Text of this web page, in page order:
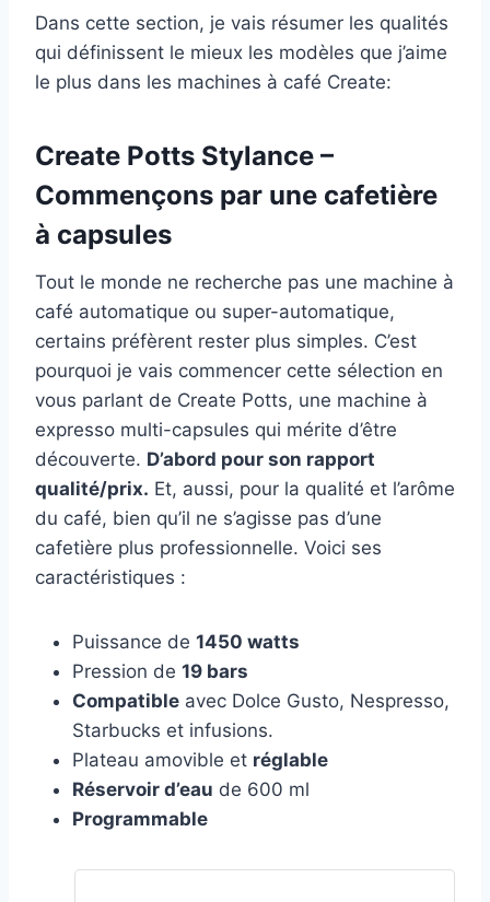
Dans cette section, je vais résumer les qualités
qui définissent le mieux les modèles que j’aime
le plus dans les machines à café Create:
Create Potts Stylance –
Commençons par une cafetière
à capsules
Tout le monde ne recherche pas une machine à
café automatique ou super-automatique,
certains préfèrent rester plus simples. C’est
pourquoi je vais commencer cette sélection en
vous parlant de Create Potts, une machine à
expresso multi-capsules qui mérite d’être
découverte. D’abord pour son rapport
qualité/prix. Et, aussi, pour la qualité et l’arôme
du café, bien qu’il ne s’agisse pas d’une
cafetière plus professionnelle. Voici ses
caractéristiques :
Puissance de 1450 watts
Pression de 19 bars
Compatible avec Dolce Gusto, Nespresso,
Starbucks et infusions.
Plateau amovible et réglable
Réservoir d’eau de 600 ml
Programmable